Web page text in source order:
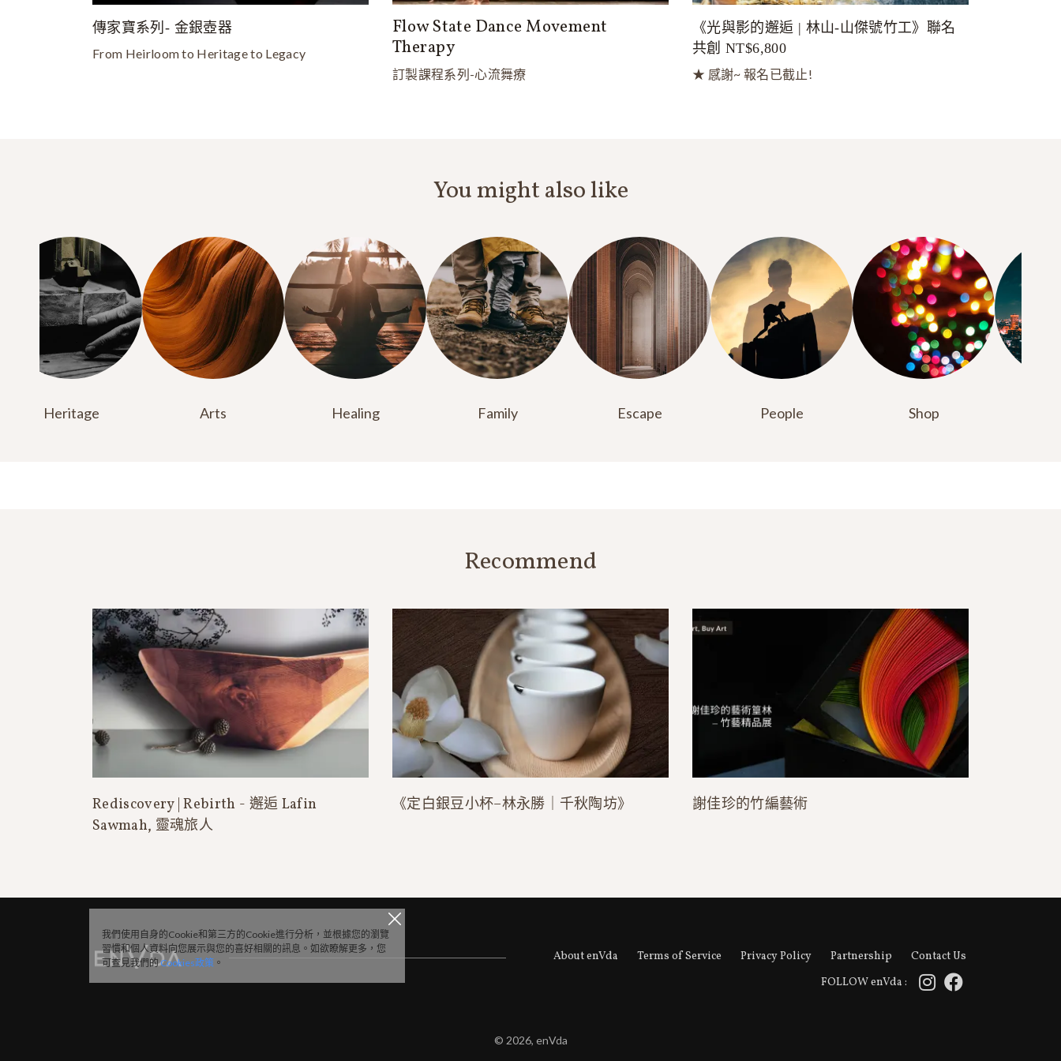
我們使用自身的Cookie和第三方的Cookie進行分析，並根據您的瀏覽
習慣和個人資料向您展示與您的喜好相關的訊息。如欲瞭解更多，您
可查見我們的Cookies政策。
傳家寶系列- 金銀壺器
From Heirloom to Heritage to Legacy
Flow State Dance Movement
Therapy
訂製課程系列-心流舞療
《光與影的邂逅 | 林山-山傑號竹工》聯名
共創 NT$6,800
★ 感謝~ 報名已截止!
You might also like
Heritage Arts Healing Family Escape People Shop
Recommend
Rediscovery | Rebirth - 邂逅 Lafin
Sawmah, 靈魂旅人
《定白銀豆小杯–林永勝｜千秋陶坊》 謝佳珍的竹編藝術
About enVda Terms of Service Privacy Policy Partnership
Contact Us
FOLLOW enVda :
© 2026, enVda